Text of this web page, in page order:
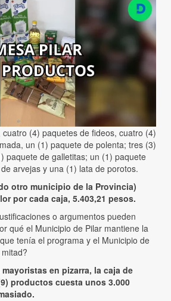
(4) paquetes de fideos, cuatro (4)
un (1) paquete de polenta; tres (3)
paquete de galletitas; un (1) paquete
arvejas y una (1) lata de porotos.
otro municipio de la Provincia)
por cada caja, 5.403,21 pesos.
o argumentos pueden
qué el Municipio de Pilar mantiene la
tenía el programa y el Municipio de
en pizarra, la caja de
productos cuesta unos 3.000